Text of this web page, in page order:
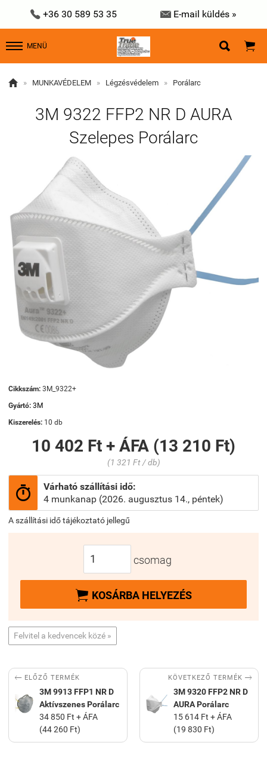
 +36 30 589 53 35  E-mail küldés »
MENÜ  
 » MUNKAVÉDELEM » Légzésvédelem » Porálarc
3M 9322 FFP2 NR D AURA
Szelepes Porálarc
Cikkszám: 3M_9322+
Gyártó: 3M
Kiszerelés: 10 db
10 402 Ft + ÁFA (13 210 Ft)
(1 321 Ft / db)

Várható szállítási idő:
4 munkanap (2026. augusztus 14., péntek)
A szállítási idő tájékoztató jellegű
csomag
 KOSÁRBA HELYEZÉS
Felvitel a kedvencek közé »
 ELŐZŐ TERMÉK
3M 9913 FFP1 NR D
Aktívszenes Porálarc
34 850 Ft + ÁFA
(44 260 Ft)
KÖVETKEZŐ TERMÉK 
3M 9320 FFP2 NR D
AURA Porálarc
15 614 Ft + ÁFA
(19 830 Ft)